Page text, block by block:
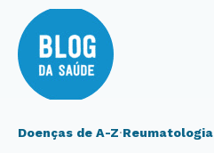
Doenças de A-Z·Reumatologia